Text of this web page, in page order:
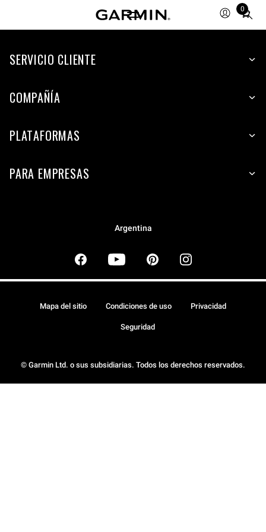
0
Total
items
cart:
SERVICIO CLIENTE
COMPAÑÍA
PLATAFORMAS
PARA EMPRESAS
Argentina
© Garmin Ltd. o sus subsidiarias. Todos los derechos reservados.
Mapa del sitio Condiciones de uso Privacidad
Seguridad